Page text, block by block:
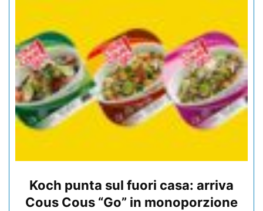
Koch punta sul fuori casa: arriva
Cous Cous “Go” in monoporzione